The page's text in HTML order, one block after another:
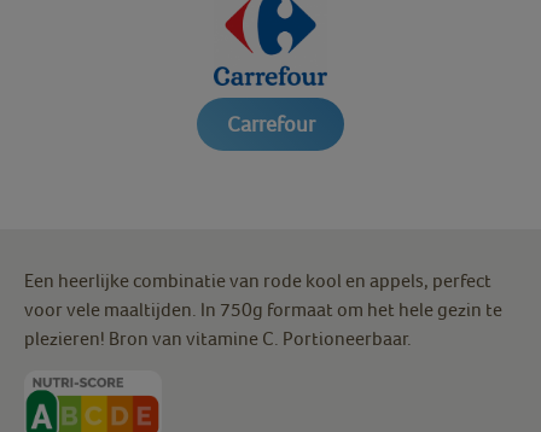
Carrefour
Een heerlijke combinatie van rode kool en appels, perfect
voor vele maaltijden. In 750g formaat om het hele gezin te
plezieren! Bron van vitamine C. Portioneerbaar.